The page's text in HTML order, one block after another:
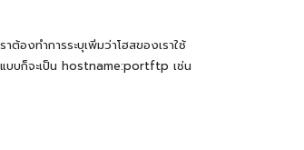
องทำการระบุเพิ่มว่าโฮสของเราใช้
บบก็จะเป็น hostname:portftp เช่น